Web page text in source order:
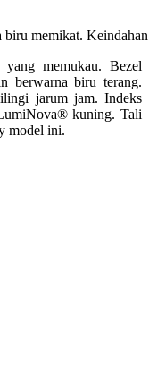
memikat.
memukau. Bezel
berwarna biru terang.
jarum jam. Indeks
kuning. Tali
model ini.